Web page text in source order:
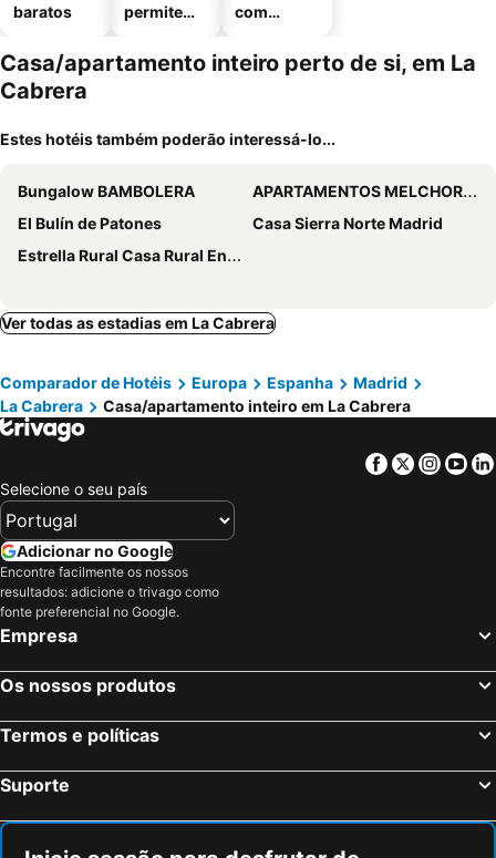
baratos
permitem
com
mento
Casa/apartamento inteiro perto de si, em La
Cabrera
Estes hotéis também poderão interessá-lo...
Bungalow BAMBOLERA
APARTAMENTOS MELCHOR DE LIÑAN
El Bulín de Patones
Casa Sierra Norte Madrid
Estrella Rural Casa Rural En La Sierra De Madrid
Ver todas as estadias em La Cabrera
Comparador de Hotéis Europa Espanha
Madrid
La Cabrera
Casa/apartamento inteiro em La Cabrera
Facebook
Twitter
Selecione o seu país
Adicionar no Google
Encontre facilmente os nossos
resultados: adicione o trivago como
fonte preferencial no Google.
Empresa
Os nossos produtos
Termos e políticas
Suporte